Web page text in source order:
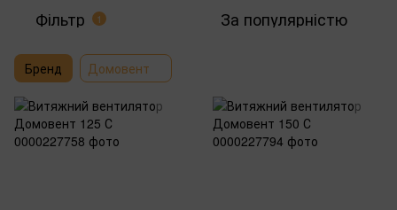
Фільтр 1 За популярністю
Бренд Домовент